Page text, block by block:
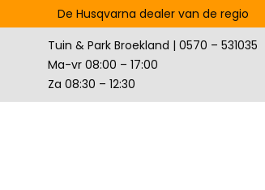
De Husqvarna dealer van de regio
Tuin & Park Broekland | 0570 – 531035
Ma-vr 08:00 – 17:00
Za 08:30 – 12:30